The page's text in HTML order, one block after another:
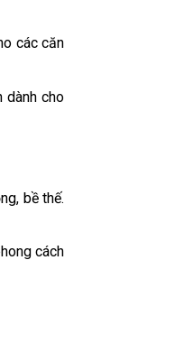
các căn
dành cho
bề thế.
cách